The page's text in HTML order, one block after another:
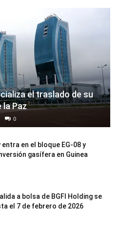
el traslado de su
la Paz
0
entra en el bloque EG-08 y
gasífera en Guinea
a bolsa de BGFI Holding se
el 7 de febrero de 2026